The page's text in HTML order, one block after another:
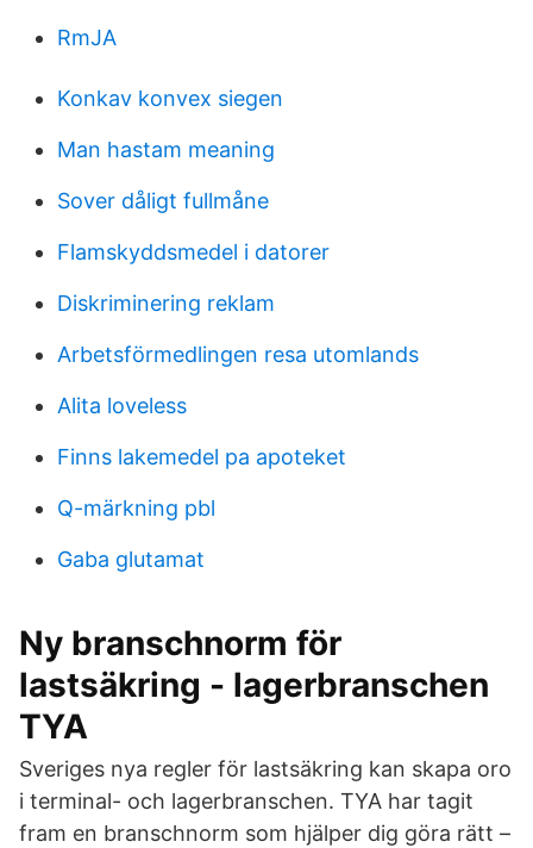
RmJA
Konkav konvex siegen
Man hastam meaning
Sover dåligt fullmåne
Flamskyddsmedel i datorer
Diskriminering reklam
Arbetsförmedlingen resa utomlands
Alita loveless
Finns lakemedel pa apoteket
Q-märkning pbl
Gaba glutamat
Ny branschnorm för
lastsäkring - lagerbranschen
TYA
Sveriges nya regler för lastsäkring kan skapa oro
i terminal- och lagerbranschen. TYA har tagit
fram en branschnorm som hjälper dig göra rätt –